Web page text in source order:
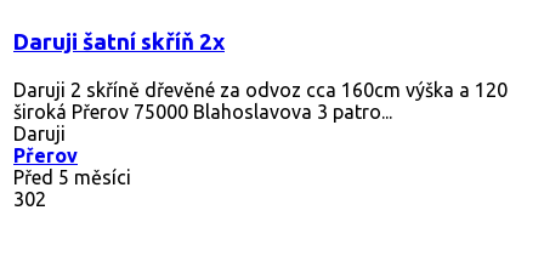
Daruji šatní skříň 2x
Daruji 2 skříně dřevěné za odvoz cca 160cm výška a 120
široká Přerov 75000 Blahoslavova 3 patro...
Daruji
Přerov
Před 5 měsíci
302